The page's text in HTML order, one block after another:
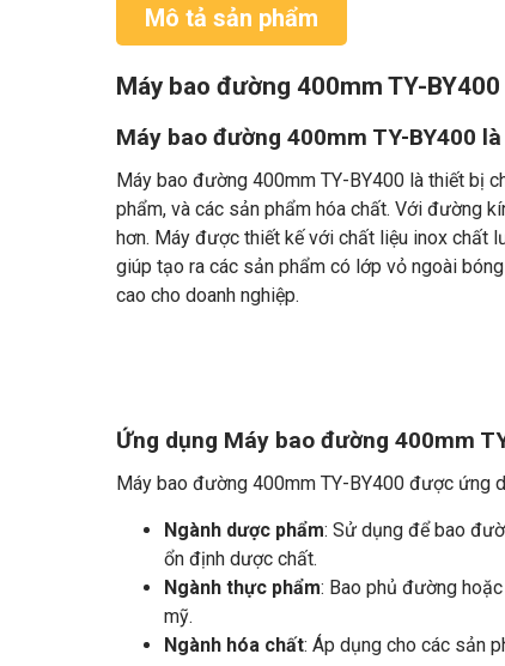
Mô tả sản phẩm
Máy bao đường 400mm TY-BY400
Máy bao đường 400mm TY-BY400
Máy bao đường 400mm TY-BY400 là thiết bị
phẩm, và các sản phẩm hóa chất. Với đường
hơn. Máy được thiết kế với chất liệu inox chất
giúp tạo ra các sản phẩm có lớp vỏ ngoài
cao cho doanh nghiệp.
Ứng dụng Máy bao đường 400mm
Máy bao đường 400mm TY-BY400 được ứng
Ngành dược phẩm: Sử dụng để bao
ổn định dược chất.
Ngành thực phẩm: Bao phủ đường
mỹ.
Ngành hóa chất: Áp dụng cho các sản